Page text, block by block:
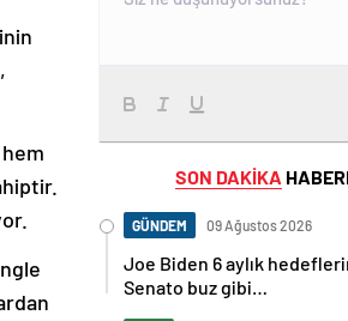
hem
SON DAKİKA
GÜNDEM 09 Ağustos 2026
Joe Biden 6 aylık
Senato buz gibi…